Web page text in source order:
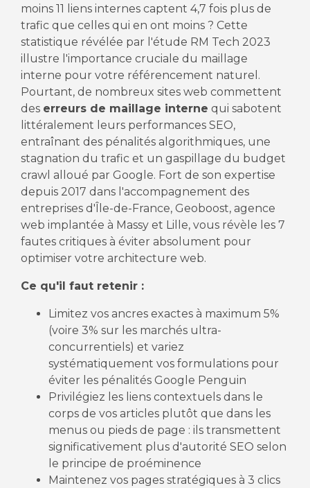
moins 11 liens internes captent 4,7 fois plus de
trafic que celles qui en ont moins ? Cette
statistique révélée par l'étude RM Tech 2023
illustre l'importance cruciale du maillage
interne pour votre référencement naturel.
Pourtant, de nombreux sites web commettent
des erreurs de maillage interne qui sabotent
littéralement leurs performances SEO,
entraînant des pénalités algorithmiques, une
stagnation du trafic et un gaspillage du budget
crawl alloué par Google. Fort de son expertise
depuis 2017 dans l'accompagnement des
entreprises d'Île-de-France, Geoboost, agence
web implantée à Massy et Lille, vous révèle les 7
fautes critiques à éviter absolument pour
optimiser votre architecture web.
Ce qu'il faut retenir :
Limitez vos ancres exactes à maximum 5%
(voire 3% sur les marchés ultra-
concurrentiels) et variez
systématiquement vos formulations pour
éviter les pénalités Google Penguin
Privilégiez les liens contextuels dans le
corps de vos articles plutôt que dans les
menus ou pieds de page : ils transmettent
significativement plus d'autorité SEO selon
le principe de proéminence
Maintenez vos pages stratégiques à 3 clics